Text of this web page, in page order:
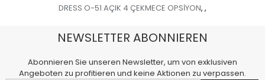
DRESS O-51 AÇIK 4 ÇEKMECE OPSİYON, ,
NEWSLETTER ABONNIEREN
Abonnieren Sie unseren Newsletter, um von exklusiven
Angeboten zu profitieren und keine Aktionen zu verpassen.